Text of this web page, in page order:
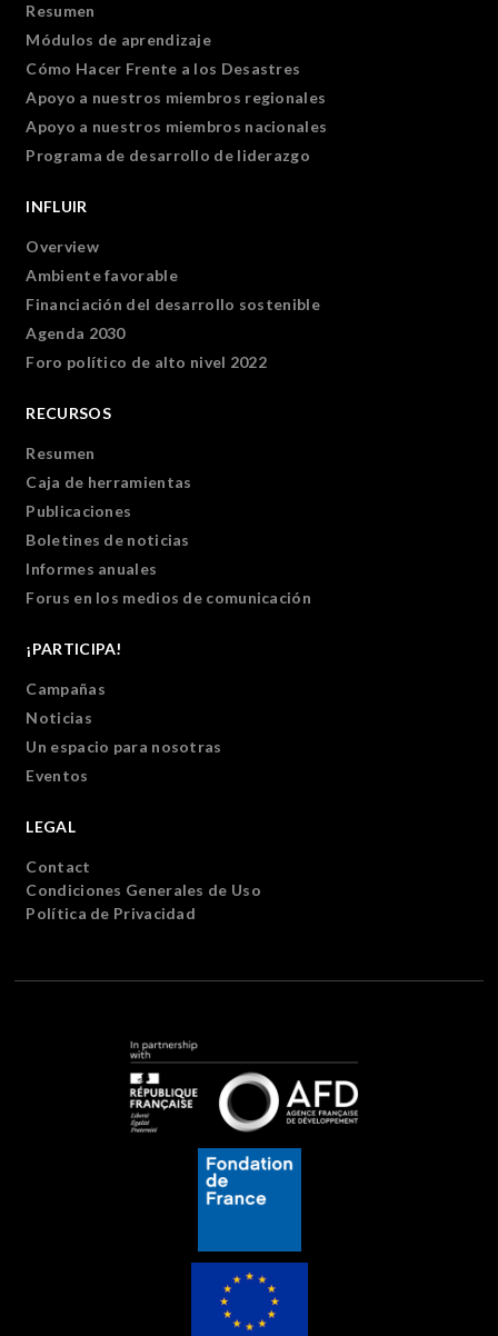
Resumen
Módulos de aprendizaje
Cómo Hacer Frente a los Desastres
Apoyo a nuestros miembros regionales
Apoyo a nuestros miembros nacionales
Programa de desarrollo de liderazgo
INFLUIR
Overview
Ambiente favorable
Financiación del desarrollo sostenible
Agenda 2030
Foro político de alto nivel 2022
RECURSOS
Resumen
Caja de herramientas
Publicaciones
Boletines de noticias
Informes anuales
Forus en los medios de comunicación
¡PARTICIPA!
Campañas
Noticias
Un espacio para nosotras
Eventos
LEGAL
Contact
Condiciones Generales de Uso
Política de Privacidad